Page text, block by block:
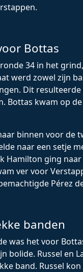
Bottas
34 in het
werd zowel zijn
Dit resulteerde
Bottas kwam op
binnen voor de
naar een setje
Hamilton ging
ver voor
Pérez
banden
was het voor
bolide. Russel en
band. Russel